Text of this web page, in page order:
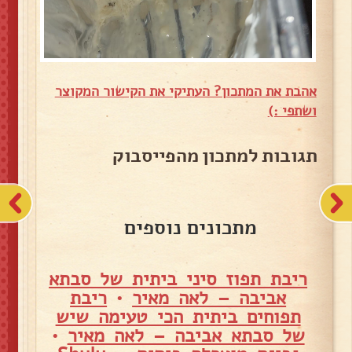
אהבת את המתכון? העתיקי את הקישור המקוצר
ושתפי :)
תגובות למתכון מהפייסבוק
מתכונים נוספים
ריבת תפוז סיני ביתית של סבתא
אביבה – לאה מאיר • ריבת
תפוחים ביתית הכי טעימה שיש
של סבתא אביבה – לאה מאיר •